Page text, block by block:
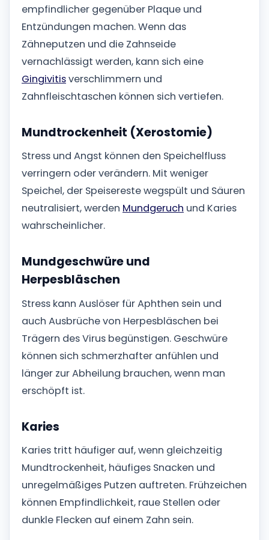
empfindlicher gegenüber Plaque und
Entzündungen machen. Wenn das
Zähneputzen und die Zahnseide
vernachlässigt werden, kann sich eine
Gingivitisverschlimmern und
Zahnfleischtaschen können sich vertiefen.
Mundtrockenheit (Xerostomie)
Stress und Angst können den Speichelfluss
verringern oder verändern. Mit weniger
Speichel, der Speisereste wegspült und Säuren
neutralisiert, werden Mundgeruch und Karies
wahrscheinlicher.
Mundgeschwüre und
Herpesbläschen
Stress kann Auslöser für Aphthen sein und
auch Ausbrüche von Herpesbläschen bei
Trägern des Virus begünstigen. Geschwüre
können sich schmerzhafter anfühlen und
länger zur Abheilung brauchen, wenn man
erschöpft ist.
Karies
Karies tritt häufiger auf, wenn gleichzeitig
Mundtrockenheit, häufiges Snacken und
unregelmäßiges Putzen auftreten. Frühzeichen
können Empfindlichkeit, raue Stellen oder
dunkle Flecken auf einem Zahn sein.